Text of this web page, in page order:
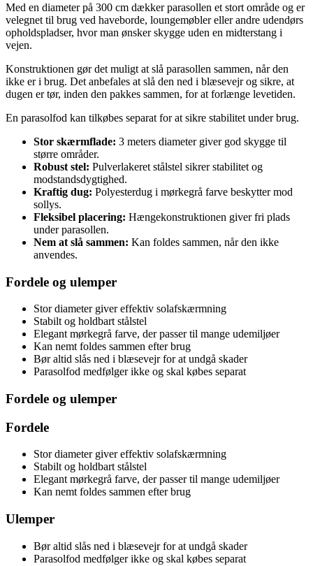
Med en diameter på 300 cm dækker parasollen et stort område og er
velegnet til brug ved haveborde, loungemøbler eller andre udendørs
opholdspladser, hvor man ønsker skygge uden en midterstang i
vejen.
Konstruktionen gør det muligt at slå parasollen sammen, når den
ikke er i brug. Det anbefales at slå den ned i blæsevejr og sikre, at
dugen er tør, inden den pakkes sammen, for at forlænge levetiden.
En parasolfod kan tilkøbes separat for at sikre stabilitet under brug.
Stor skærmflade: 3 meters diameter giver god skygge til
større områder.
Robust stel: Pulverlakeret stålstel sikrer stabilitet og
modstandsdygtighed.
Kraftig dug: Polyesterdug i mørkegrå farve beskytter mod
sollys.
Fleksibel placering: Hængekonstruktionen giver fri plads
under parasollen.
Nem at slå sammen: Kan foldes sammen, når den ikke
anvendes.
Fordele og ulemper
Stor diameter giver effektiv solafskærmning
Stabilt og holdbart stålstel
Elegant mørkegrå farve, der passer til mange udemiljøer
Kan nemt foldes sammen efter brug
Bør altid slås ned i blæsevejr for at undgå skader
Parasolfod medfølger ikke og skal købes separat
Fordele og ulemper
Fordele
Stor diameter giver effektiv solafskærmning
Stabilt og holdbart stålstel
Elegant mørkegrå farve, der passer til mange udemiljøer
Kan nemt foldes sammen efter brug
Ulemper
Bør altid slås ned i blæsevejr for at undgå skader
Parasolfod medfølger ikke og skal købes separat